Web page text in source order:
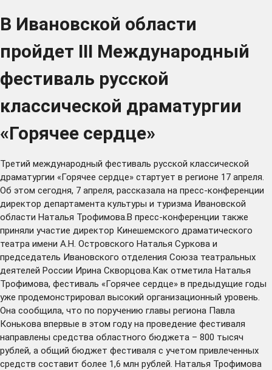
В Ивановской области
пройдет III Международный
фестиваль русской
классической драматургии
«Горячее сердце»
Третий международный фестиваль русской классической
драматургии «Горячее сердце» стартует в регионе 17 апреля.
Об этом сегодня, 7 апреля, рассказала на пресс-конференции
директор департамента культуры и туризма Ивановской
области Наталья Трофимова.В пресс-конференции также
приняли участие директор Кинешемского драматического
театра имени А.Н. Островского Наталья Суркова и
председатель Ивановского отделения Союза театральных
деятелей России Ирина Скворцова.Как отметила Наталья
Трофимова, фестиваль «Горячее сердце» в предыдущие годы
уже продемонстрировал высокий организационный уровень.
Она сообщила, что по поручению главы региона Павла
Конькова впервые в этом году на проведение фестиваля
направлены средства областного бюджета – 800 тысяч
рублей, а общий бюджет фестиваля с учетом привлеченных
средств составит более 1,6 млн рублей. Наталья Трофимова